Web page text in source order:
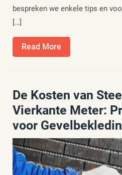
bespreken we enkele tips en
[…]
Read More
More
De Kosten van
Vierkante Meter:
voor